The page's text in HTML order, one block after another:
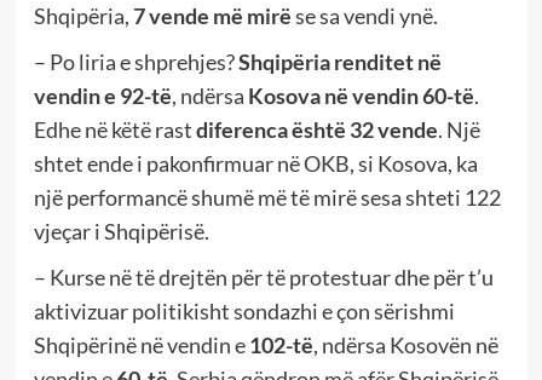
Shqipëria,7 vende më mirëse sa vendi ynë.
– Po liria e shprehjes?Shqipëria renditet në
vendin e 92-të, ndërsa Kosova në vendin 60-të.
Edhe në këtë rastdiferenca është 32 vende. Një
shtet ende i pakonfirmuar në OKB, si Kosova, ka
një performancë shumë më të mirë sesa shteti 122
vjeçar i Shqipërisë.
– Kurse në të drejtën për të protestuar dhe për t’u
aktivizuar politikisht sondazhi e çon sërishmi
Shqipërinë në vendin e102-të, ndërsa Kosovën në